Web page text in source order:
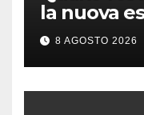
la nuova
Dawn of
8 AGOSTO 2026